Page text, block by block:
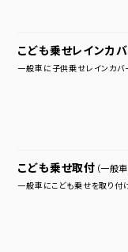
こども乗せレインカ
一般車に子供乗せレインカバ
こども乗せ取付 （一般車
一般車にこども乗せを取り付け